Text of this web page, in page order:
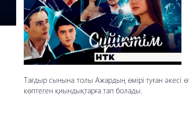
Тағдыр сынына толы Ажардың өмірі туған әкесі
көптеген қиындықтарға тап болады.